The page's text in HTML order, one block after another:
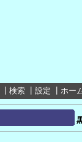
検索 設定 ホー